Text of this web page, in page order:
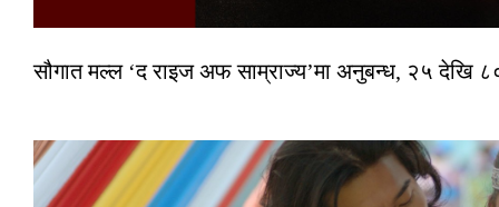
सौगात मल्ल ‘द राइज अफ साम्राज्य’मा अनुबन्ध, २५ देखि